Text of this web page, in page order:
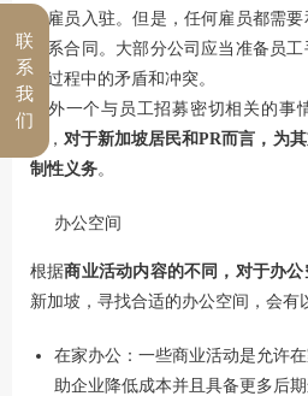
国雇员入驻。但是，任何雇员都需
关系合同。大部分公司应当准备员
源过程中的矛盾和冲突。
另外一个与员工招募密切相关的事
坡， 对于新加坡居民和PR而言，为
制性义务。
办公空间
根据商业活动内容的不同，对于办
新加坡，寻找合适的办公空间，会有
在家办公：一些商业活动是允许
助企业降低成本并且具备更多后期
联
系
我
们